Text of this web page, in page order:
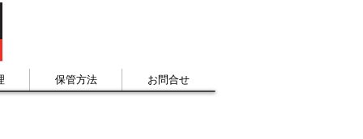
保管方法 お問合せ